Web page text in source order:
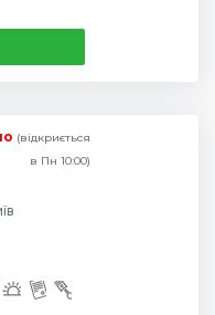
(відкриється
в Пн 10:00)